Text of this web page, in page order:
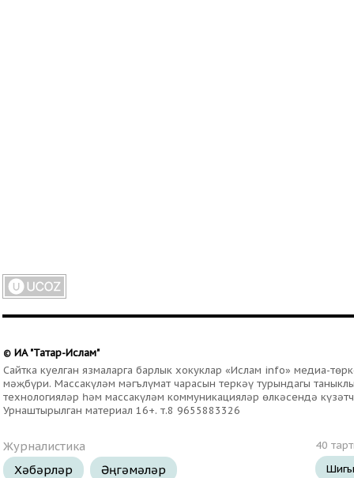
© ИА "Татар-Ислам"
Сайтка куелган язмаларга барлык хокуклар «Ислам info» медиа-
мәҗбүри. Массакүләм мәгълүмат чарасын теркәү турындагы
технологияләр һәм массакүләм коммуникацияләр өлкәсендә
Урнаштырылган материал 16+. т.8 9655883326
Журналистика
Хәбәрләр
Әңгәмәләр
40